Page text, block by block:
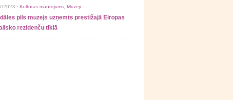
2023 · Kultūras mantojums Muzeji
pils muzejs uzņemts prestižajā Eiropas
rezidenču tīklā